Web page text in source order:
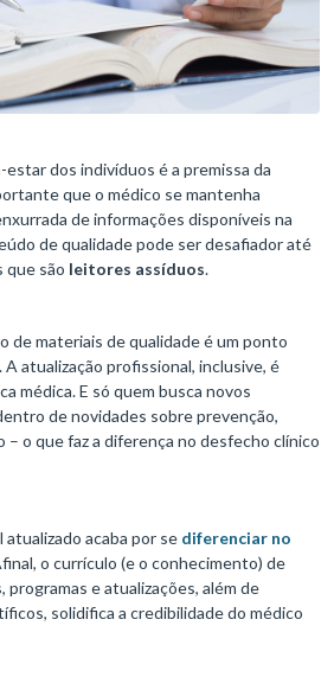
dos indivíduos é a premissa da
que o médico se mantenha
de informações disponíveis na
de qualidade pode ser desafiador até
que são leitores assíduos.
de materiais de qualidade é um ponto
A atualização profissional, inclusive, é
médica. E só quem busca novos
de novidades sobre prevenção,
o que faz a diferença no desfecho clínico
acaba por se diferenciar no
o currículo (e o conhecimento) de
e atualizações, além de
solidifica a credibilidade do médico